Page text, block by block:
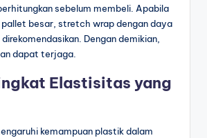
sebelum membeli. Apabila
pallet besar, stretch wrap dengan daya
Dengan demikian,
dapat terjaga.
Elastisitas yang
kemampuan plastik dalam